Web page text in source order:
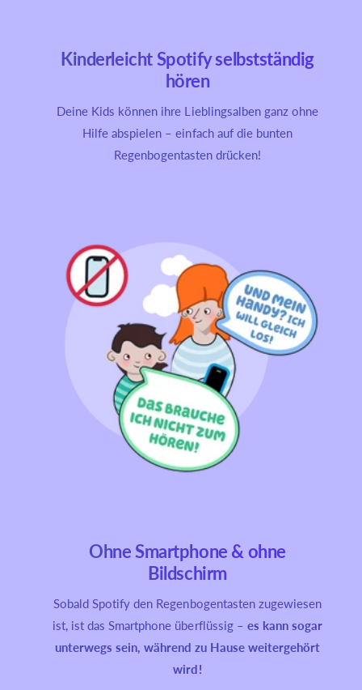
Kinderleicht Spotify selbstständig
hören
Deine Kids können ihre Lieblingsalben ganz ohne
Hilfe abspielen – einfach auf die bunten
Regenbogentasten drücken!
Ohne Smartphone & ohne
Bildschirm
Sobald Spotify den Regenbogentasten zugewiesen
ist, ist das Smartphone überflüssig – es kann sogar
unterwegs sein, während zu Hause weitergehört
wird!